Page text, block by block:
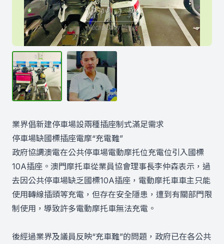
業界倡新建停車場設兩種插座制式滿足需求
停車場缺國標插座電摩“充電難”
政府協調澳電在公共停車場電動摩托位充電位引入國標
10A插座。澳門摩托車從業員協會理事長李仲森表示，過
去因公共停車場缺乏國標10A插座，電動摩托車車主只能
使用轉線插頭等充電，但存在安全隱患，遭到有關部門限
制使用，導致許多電動摩托車無法充電。
後經過業界及議員反映“充車難”的問題，政府已在各公共